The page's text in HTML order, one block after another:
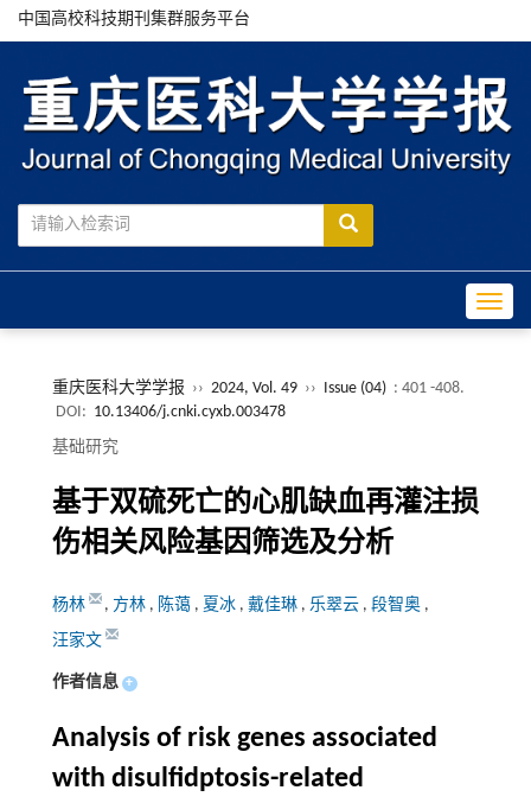
中国高校科技期刊集群服务平台
重庆医科大学学报 ›› 2024, Vol. 49 ›› Issue (04) : 401 -408.
DOI: 10.13406/j.cnki.cyxb.003478
基础研究
基于双硫死亡的心肌缺血再灌注损
伤相关风险基因筛选及分析
杨林 , 方林 , 陈蔼 , 夏冰 , 戴佳琳 , 乐翠云 , 段智奥 ,
汪家文
作者信息 +
Analysis of risk genes associated
with disulfidptosis-related